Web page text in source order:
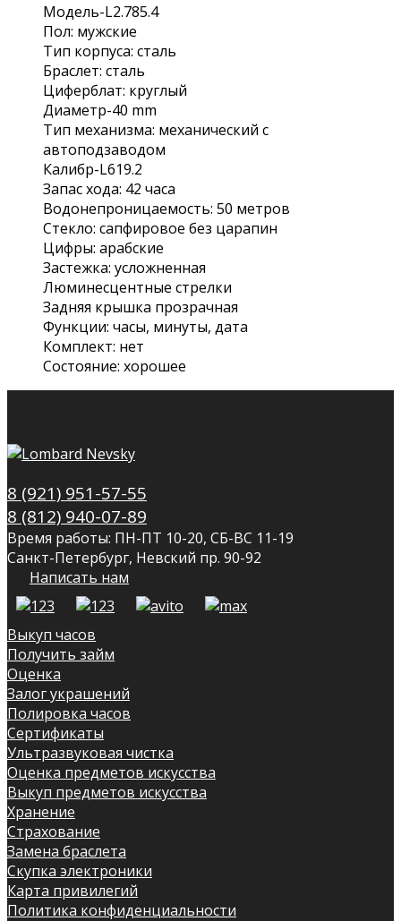
Модель-L2.785.4
Пол: мужские
Тип корпуса: сталь
Браслет: сталь
Циферблат: круглый
Диаметр-40 mm
Тип механизма: механический с
автоподзаводом
Калибр-L619.2
Запас хода: 42 часа
Водонепроницаемость: 50 метров
Стекло: сапфировое без царапин
Цифры: арабские
Застежка: усложненная
Люминесцентные стрелки
Задняя крышка прозрачная
Функции: часы, минуты, дата
Комплект: нет
Состояние: хорошее
8 (921) 951-57-55
8 (812) 940-07-89
Время работы: ПН-ПТ 10-20, СБ-ВС 11-19
Санкт-Петербург, Невский пр. 90-92
Написать нам
Выкуп часов
Получить займ
Оценка
Залог украшений
Полировка часов
Сертификаты
Ультразвуковая чистка
Оценка предметов искусства
Выкуп предметов искусства
Хранение
Страхование
Замена браслета
Скупка электроники
Карта привилегий
Политика конфиденциальности